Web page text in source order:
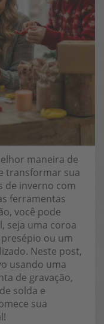
maneira de
transformar sua
de inverno com
ferramentas
você pode
seja uma coroa
ou um
Neste post,
usando uma
de gravação,
solda e
sua